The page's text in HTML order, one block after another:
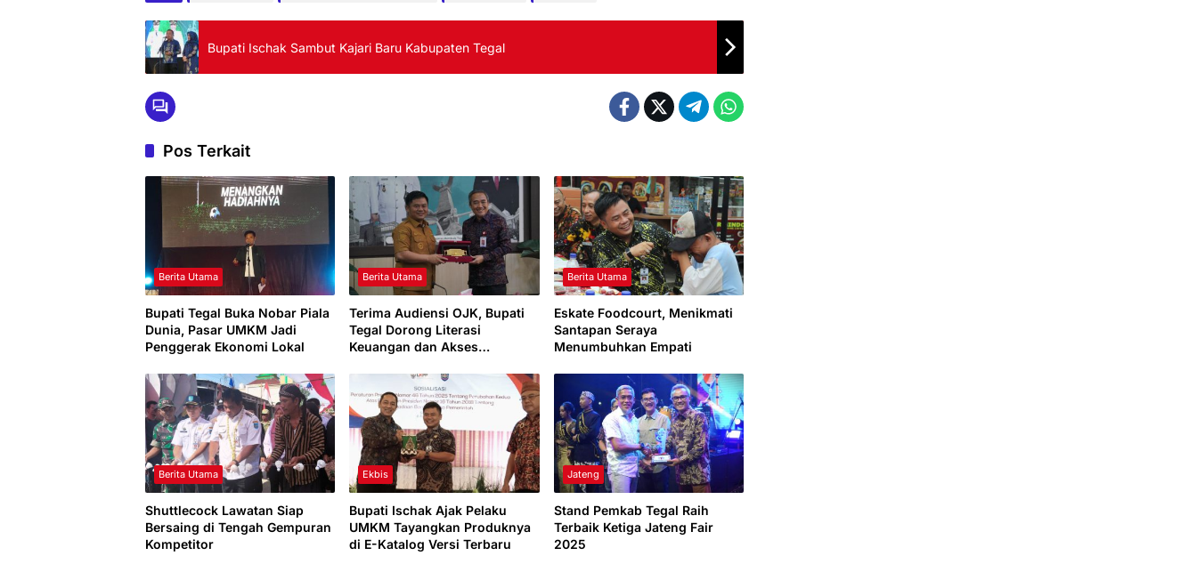
Bupati Ischak Sambut Kajari Baru Kabupaten Tegal
Pos Terkait
Berita Utama
Bupati Tegal Buka Nobar Piala
Dunia, Pasar UMKM Jadi
Penggerak Ekonomi Lokal
Berita Utama
Terima Audiensi OJK, Bupati
Tegal Dorong Literasi
Keuangan dan Akses
Berita Utama
Eskate Foodcourt, Menikmati
Santapan Seraya
Menumbuhkan Empati
Berita Utama
Shuttlecock Lawatan Siap
Bersaing di Tengah Gempuran
Kompetitor
Ekbis
Bupati Ischak Ajak Pelaku
UMKM Tayangkan Produknya
di E-Katalog Versi Terbaru
Jateng
Stand Pemkab Tegal Raih
Terbaik Ketiga Jateng Fair
2025